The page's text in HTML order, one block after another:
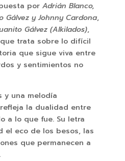
por Adrián Blanco,
Gálvez y Johnny Cardona,
Gálvez (Alkilados),
trata sobre lo difícil
que sigue viva entre
y sentimientos no
y una melodía
la dualidad entre
a lo que fue. Su letra
el eco de los besos, las
que permanecen a